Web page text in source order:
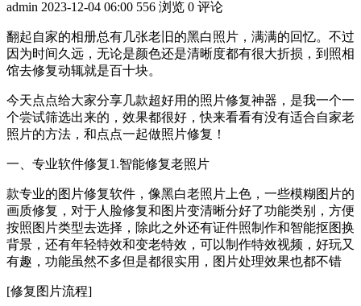
admin 2023-12-04 06:00 556 浏览 0 评论
翻起自家的相册总有几张老旧的黑白照片，满满的回忆。不过
因为时间久远，无论是颜色还是清晰度都有很大折损，到照相
馆去修复动辄就是百十块。
今天点点给大家分享几款超好用的照片修复神器，是我一个一
个尝试筛选出来的，效果都很好，快来看看有没有适合自家老
照片的方法，和点点一起做照片修复！
一、专业软件修复1.智能修复老照片
款专业的图片修复软件，像黑白老照片上色，一些模糊图片的
画质修复，对于人脸修复和图片变清晰分好了功能类别，方便
按照图片类型去选择，除此之外还有证件照制作和智能抠图换
背景，还有年轻特效和变老特效，可以制作特效视频，好玩又
有趣，功能虽然不多但是都很实用，图片处理效果也都不错
[修复图片流程]